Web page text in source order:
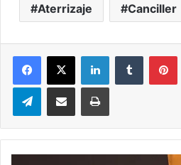
Aterrizaje Canciller
LinkedInTumblr
TelegramCompartir via correo electrónicoImpresión